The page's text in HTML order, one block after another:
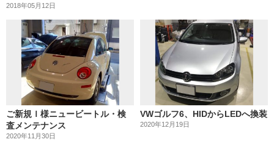
2018年05月12日
ご新規Ｉ様ニュービートル・検
査メンテナンス
2020年11月30日
VWゴルフ6、HIDからLEDへ換装
2020年12月19日